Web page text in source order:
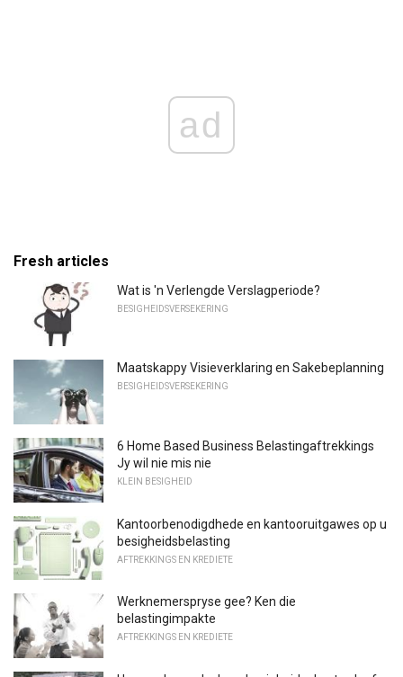
ad
Fresh articles
Wat is 'n Verlengde Verslagperiode?
BESIGHEIDSVERSEKERING
Maatskappy Visieverklaring en Sakebeplanning
BESIGHEIDSVERSEKERING
6 Home Based Business Belastingaftrekkings
Jy wil nie mis nie
KLEIN BESIGHEID
Kantoorbenodigdhede en kantooruitgawes op u
besigheidsbelasting
AFTREKKINGS EN KREDIETE
Werknemerspryse gee? Ken die
belastingimpakte
AFTREKKINGS EN KREDIETE